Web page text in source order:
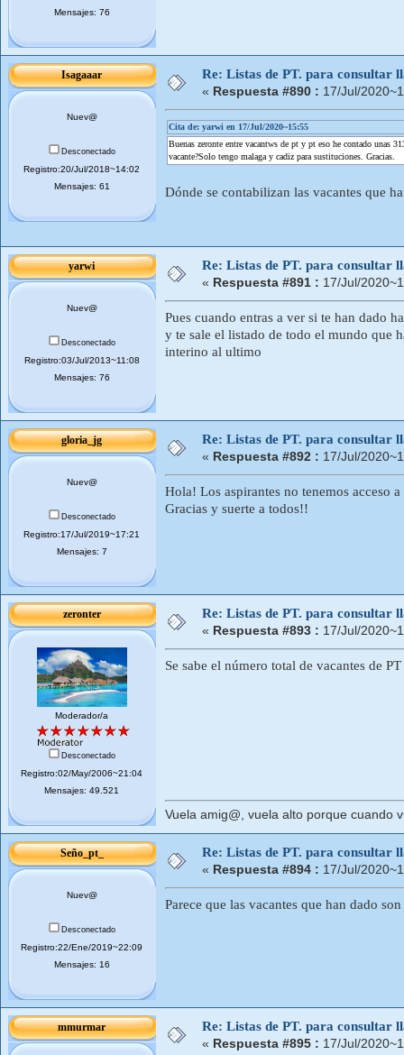
Mensajes: 76
Isagaaar
Nuev@
Desconectado
Registro:20/Jul/2018~14:02
Mensajes: 61
Re: Listas de PT. para consultar
« Respuesta #890 : 17/Jul/
Cita de: yarwi en 17/Jul/2020~15:55
Buenas zeronte entre vacantws de pt y pt eso he contado unas
vacante?Solo tengo malaga y cadiz para sustituciones. Gracias.
Dónde se contabilizan las vacantes que
yarwi
Nuev@
Desconectado
Registro:03/Jul/2013~11:08
Mensajes: 76
Re: Listas de PT. para consultar
« Respuesta #891 : 17/Jul/
Pues cuando entras a ver si te han dado
y te sale el listado de todo el mundo que
interino al ultimo
gloria_jg
Nuev@
Desconectado
Registro:17/Jul/2019~17:21
Mensajes: 7
Re: Listas de PT. para consultar
« Respuesta #892 : 17/Jul/
Hola! Los aspirantes no tenemos acceso
Gracias y suerte a todos!!
zeronter
Moderador/a
Desconectado
Registro:02/May/2006~21:04
Mensajes: 49.521
Re: Listas de PT. para consultar
« Respuesta #893 : 17/Jul/
Se sabe el número total de vacantes de PT
Vuela amig@, vuela alto porque cuando
Seño_pt_
Nuev@
Desconectado
Registro:22/Ene/2019~22:09
Mensajes: 16
Re: Listas de PT. para consultar
« Respuesta #894 : 17/Jul/
Parece que las vacantes que han dado
mmurmar Re: Listas de PT. para consultar
« Respuesta #895 : 17/Jul/